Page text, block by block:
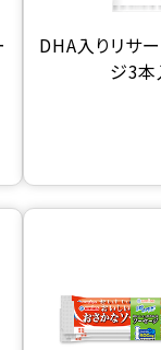
DHA入りリサ
ジ3本